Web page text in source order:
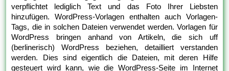
verpflichtet lediglich Text und das Foto Ihrer Liebsten
hinzufügen. WordPress-Vorlagen enthalten auch Vorlagen-
Tags, die in solchen Dateien verwendet werden. Vorlagen für
WordPress bringen anhand von Artikeln, die sich uff
(berlinerisch) WordPress beziehen, detailliert verstanden
werden. Dies sind eigentlich die Dateien, mit deren Hilfe
gesteuert wird kann, wie die WordPress-Seite im Internet